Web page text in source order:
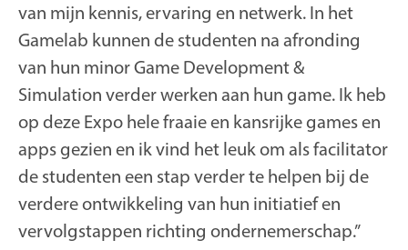
van mijn kennis, ervaring en netwerk. In het
Gamelab kunnen de studenten na afronding
van hun minor Game Development &
Simulation verder werken aan hun game. Ik heb
op deze Expo hele fraaie en kansrijke games en
apps gezien en ik vind het leuk om als facilitator
de studenten een stap verder te helpen bij de
verdere ontwikkeling van hun initiatief en
vervolgstappen richting ondernemerschap.”